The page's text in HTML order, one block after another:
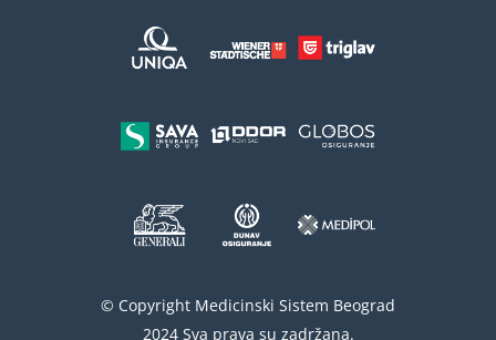
© Copyright Medicinski Sistem Beograd
2024 Sva prava su zadržana.